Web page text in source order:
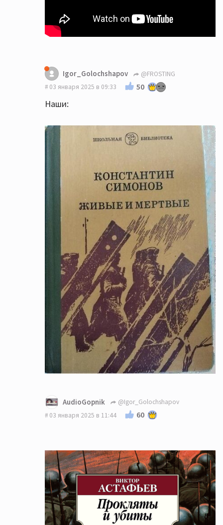
Igor_Golochshapov
@FROSTING
03 января 2025 в 09:33
50
Наши:
AudioGopnik
@Igor_Golochshapov
03 января 2025 в 11:44
60